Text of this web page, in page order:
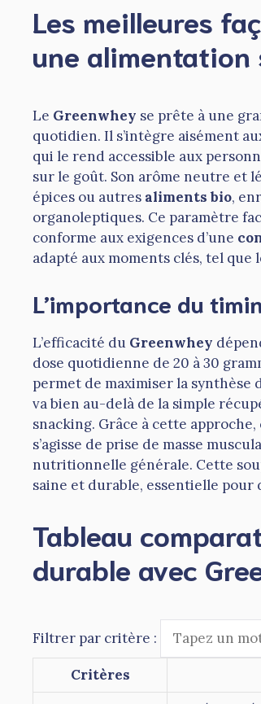
Les meilleures
une alimentation
Le Greenwhey se prête à une
quotidien. Il s’intègre aisément
qui le rend accessible aux
sur le goût. Son arôme neutre et
épices ou autres aliments bio,
organoleptiques. Ce paramètre
conforme aux exigences d’une
adapté aux moments clés, tel
L’importance du
L’efficacité du Greenwhey
dose quotidienne de 20 à 30
permet de maximiser la synthèse
va bien au-delà de la simple
snacking. Grâce à cette
s’agisse de prise de masse
nutritionnelle générale. Cette
saine et durable, essentielle pour
Tableau
durable avec
Filtrer par critère :
Critères